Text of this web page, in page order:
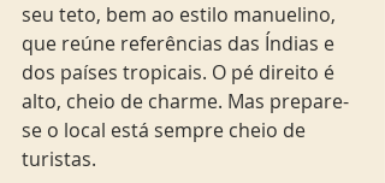
seu teto, bem ao estilo manuelino,
que reúne referências das Índias e
dos países tropicais. O pé direito é
alto, cheio de charme. Mas prepare-
se o local está sempre cheio de
turistas.